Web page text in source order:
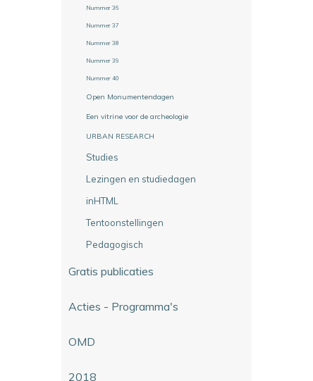
Nummer 36
Nummer 37
Nummer 38
Nummer 39
Nummer 40
Open Monumentendagen
Een vitrine voor de archeologie
URBAN RESEARCH
Studies
Lezingen en studiedagen
inHTML
Tentoonstellingen
Pedagogisch
Gratis publicaties
Acties - Programma's
OMD
2018